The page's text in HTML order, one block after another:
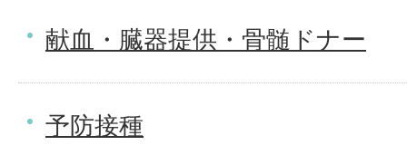
献血・臓器提供・骨髄ドナー
予防接種